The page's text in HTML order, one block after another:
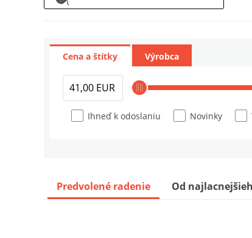
Cena a štítky
Ihneď k odoslaniu Novinky
Výrobca
Predvolené radenie Od